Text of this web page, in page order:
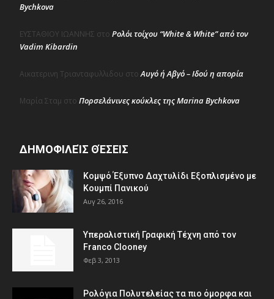
Bychkova
ΕΥΣΤΑΘΙΟΥ ΙΩΑΝΝΗΣ στο Ρολόι τοίχου “White & White” από τον
Vadim Kibardin
Αικατερινη Τριανταφυλλιδου στοΑυγό ή Αβγό – Ιδού η απορία
Μαρία Σταμ στο Πορσελάνινες κούκλες της Marina Bychkova
ΔΗΜΟΦΙΛΕΊΣ ΘΈΣΕΙΣ
Κομψό Έξυπνο Δαχτυλίδι Εξοπλισμένο με
Κουμπί Πανικού
Αυγ 26, 2016
Υπεραλιστική Γραφική Τέχνη από τον
Franco Clooney
Φεβ 3, 2013
Ρολόγια Πολυτελείας τα πιο όμορφα και